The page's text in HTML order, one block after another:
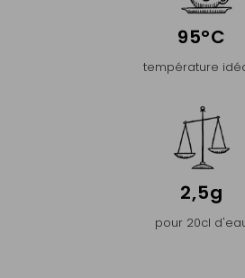
95°C
température
2,5g
pour 20cl